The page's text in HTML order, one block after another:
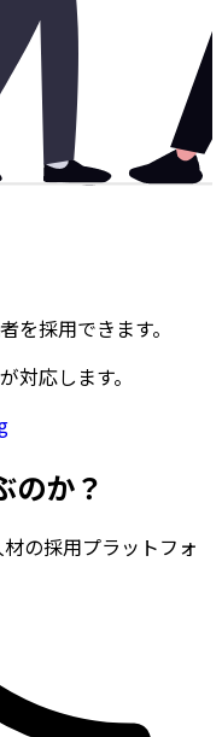
を採用できます。
対応します。
か？
の採用プラットフォ